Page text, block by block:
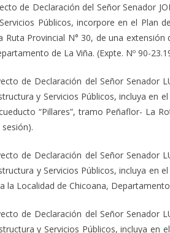
de Declaración del Señor Senador
Públicos, incorpore en el Plan
Ruta Provincial N° 30, de una
de La Viña. (Expte. Nº 90-
de Declaración del Señor Senador
y Servicios Públicos, incluya en
“Pillares”, tramo Peñaflor- La
de Declaración del Señor Senador
y Servicios Públicos, incluya en
la Localidad de Chicoana,
de Declaración del Señor Senador
y Servicios Públicos, incluya en